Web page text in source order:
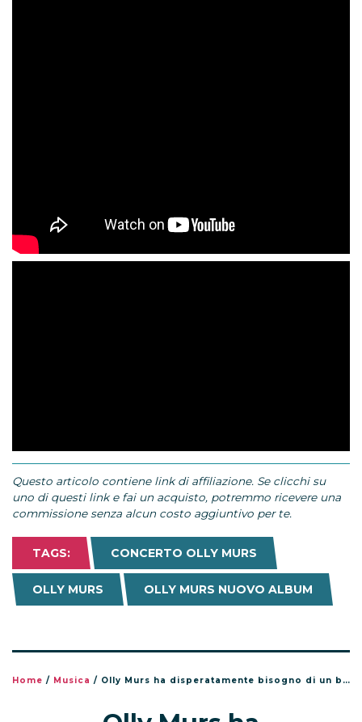
Questo articolo contiene link di affiliazione. Se clicchi su
uno di questi link e fai un acquisto, potremmo ricevere una
commissione senza alcun costo aggiuntivo per te.
TAGS: CONCERTO OLLY MURS
OLLY MURS OLLY MURS NUOVO ALBUM
Home / Musica / Olly Murs ha disperatamente bisogno di un bacio